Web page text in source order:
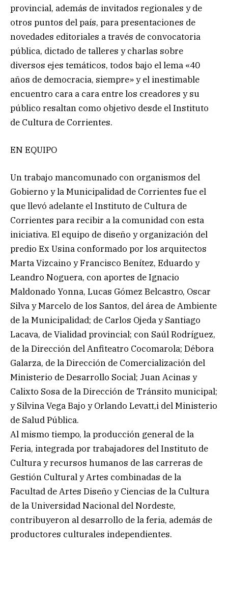
provincial, además de invitados regionales y de
otros puntos del país, para presentaciones de
novedades editoriales a través de convocatoria
pública, dictado de talleres y charlas sobre
diversos ejes temáticos, todos bajo el lema «40
años de democracia, siempre» y el inestimable
encuentro cara a cara entre los creadores y su
público resaltan como objetivo desde el Instituto
de Cultura de Corrientes.
EN EQUIPO
Un trabajo mancomunado con organismos del
Gobierno y la Municipalidad de Corrientes fue el
que llevó adelante el Instituto de Cultura de
Corrientes para recibir a la comunidad con esta
iniciativa. El equipo de diseño y organización del
predio Ex Usina conformado por los arquitectos
Marta Vizcaino y Francisco Benítez, Eduardo y
Leandro Noguera, con aportes de Ignacio
Maldonado Yonna, Lucas Gómez Belcastro, Oscar
Silva y Marcelo de los Santos, del área de Ambiente
de la Municipalidad; de Carlos Ojeda y Santiago
Lacava, de Vialidad provincial; con Saúl Rodríguez,
de la Dirección del Anfiteatro Cocomarola; Débora
Galarza, de la Dirección de Comercialización del
Ministerio de Desarrollo Social; Juan Acinas y
Calixto Sosa de la Dirección de Tránsito municipal;
y Silvina Vega Bajo y Orlando Levatt,i del Ministerio
de Salud Pública.
Al mismo tiempo, la producción general de la
Feria, integrada por trabajadores del Instituto de
Cultura y recursos humanos de las carreras de
Gestión Cultural y Artes combinadas de la
Facultad de Artes Diseño y Ciencias de la Cultura
de la Universidad Nacional del Nordeste,
contribuyeron al desarrollo de la feria, además de
productores culturales independientes.